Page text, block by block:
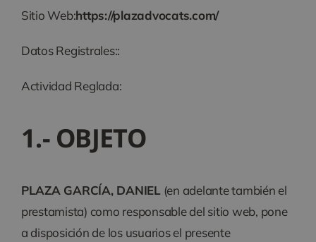
Sitio Web:https://plazadvocats.com/
Datos Registrales::
Actividad Reglada:
1.- OBJETO
PLAZA GARCÍA, DANIEL (en adelante también el
prestamista) como responsable del sitio web, pone
a disposición de los usuarios el presente